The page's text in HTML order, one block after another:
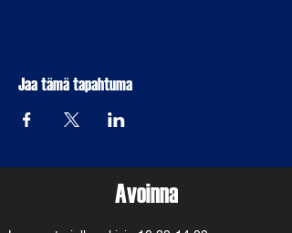
Jaa tämä tapahtuma
Avoinna